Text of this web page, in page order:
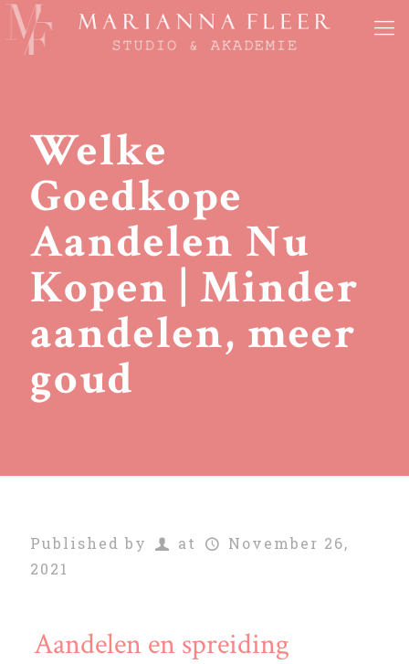
Welke
Goedkope
Aandelen Nu
Kopen | Minder
aandelen, meer
goud
Published by at
November 26,
2021
Aandelen en spreiding